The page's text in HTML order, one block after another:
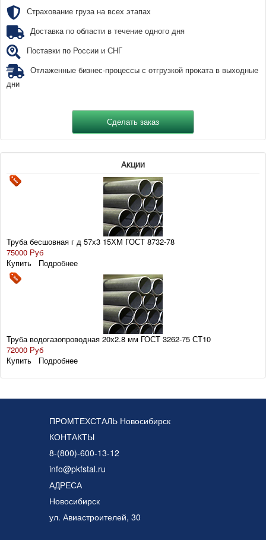
Страхование груза на всех этапах
Доставка по области в течение одного дня
Поставки по России и СНГ
Отлаженные бизнес-процессы с отгрузкой проката в выходные
дни
Акции
Труба бесшовная г д 57х3 15ХМ ГОСТ 8732-78
75000 Руб
Купить
Подробнее
Труба водогазопроводная 20х2.8 мм ГОСТ 3262-75 СТ10
72000 Руб
Купить
Подробнее
ПРОМТЕХСТАЛЬ Новосибирск
КОНТАКТЫ
8-(800)-600-13-12
info@pkfstal.ru
АДРЕСА
Новосибирск
ул. Авиастроителей, 30